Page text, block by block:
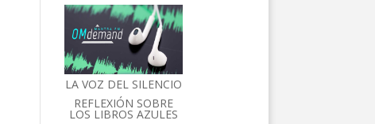
LA VOZ DEL SILENCIO
REFLEXIÓN SOBRE
LOS LIBROS AZULES